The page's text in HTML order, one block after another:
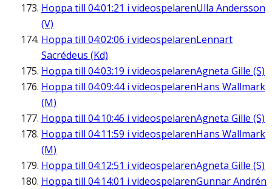
Hoppa till 04:01:21 i videospelarenUlla Andersson
(V)
Hoppa till 04:02:06 i videospelarenLennart
Sacrédeus (Kd)
Hoppa till 04:03:19 i videospelarenAgneta Gille (S)
Hoppa till 04:09:44i videospelarenHans Wallmark
(M)
Hoppa till 04:10:46 i videospelarenAgneta Gille (S)
Hoppa till 04:11:59 i videospelarenHans Wallmark
(M)
Hoppa till 04:12:51 i videospelarenAgneta Gille (S)
Hoppa till 04:14:01 i videospelarenGunnar Andrén